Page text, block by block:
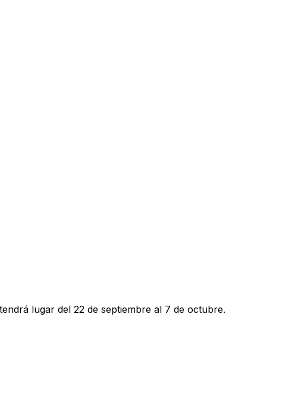
lugar del 22 de septiembre al 7 de octubre.